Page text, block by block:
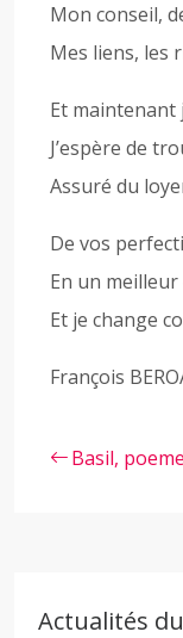
Mon conseil,
Mes liens, les
Et maintenant
J’espère de
Assuré du
De vos
En un
Et je change
François
Basil,
Actualités